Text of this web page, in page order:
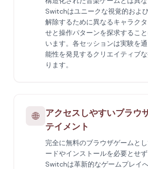
Switchはユニークな視覚的およ
解除するために異なるキャラク
せと操作パターンを探求するこ
います。各セッションは実験を
能性を発見するクリエイティブ
ります。
🌐
アクセスしやすいブラウ
テイメント
完全に無料のブラウザゲームと
ードやインストールを必要とせ
Switchは革新的なゲームプレイ